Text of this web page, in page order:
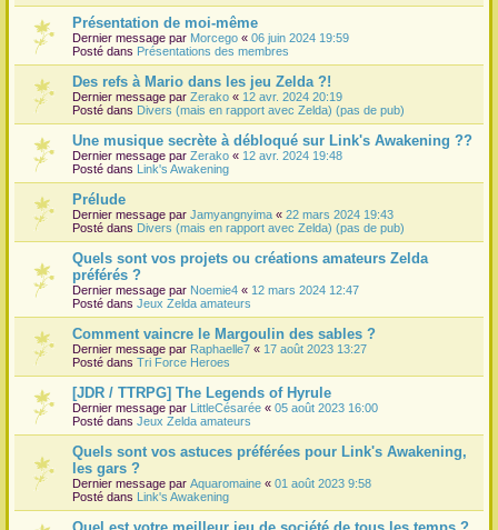
Présentation de moi-même
Dernier message par Morcego « 06 juin 2024 19:59
Posté dans Présentations des membres
Des refs à Mario dans les jeu Zelda ?!
Dernier message par Zerako « 12 avr. 2024 20:19
Posté dans Divers (mais en rapport avec Zelda) (pas de pub)
Une musique secrète à débloqué sur Link's Awakening ??
Dernier message par Zerako « 12 avr. 2024 19:48
Posté dans Link's Awakening
Prélude
Dernier message par Jamyangnyima « 22 mars 2024 19:43
Posté dans Divers (mais en rapport avec Zelda) (pas de pub)
Quels sont vos projets ou créations amateurs Zelda
préférés ?
Dernier message par Noemie4 « 12 mars 2024 12:47
Posté dans Jeux Zelda amateurs
Comment vaincre le Margoulin des sables ?
Dernier message par Raphaelle7 « 17 août 2023 13:27
Posté dans Tri Force Heroes
[JDR / TTRPG] The Legends of Hyrule
Dernier message par LittleCésarée « 05 août 2023 16:00
Posté dans Jeux Zelda amateurs
Quels sont vos astuces préférées pour Link's Awakening,
les gars ?
Dernier message par Aquaromaine « 01 août 2023 9:58
Posté dans Link's Awakening
Quel est votre meilleur jeu de société de tous les temps ?